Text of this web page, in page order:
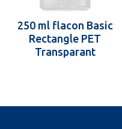
250 ml flacon Basic
Rectangle PET
Transparant